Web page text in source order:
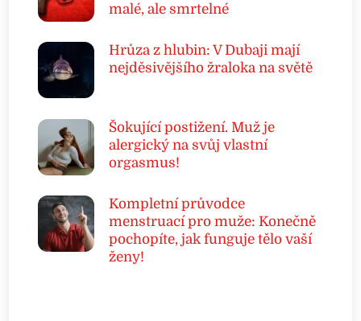
malé, ale smrtelné
Hrůza z hlubin: V Dubaji mají
nejděsivějšího žraloka na světě
Šokující postižení. Muž je
alergický na svůj vlastní
orgasmus!
Kompletní průvodce
menstruací pro muže: Konečně
pochopíte, jak funguje tělo vaší
ženy!